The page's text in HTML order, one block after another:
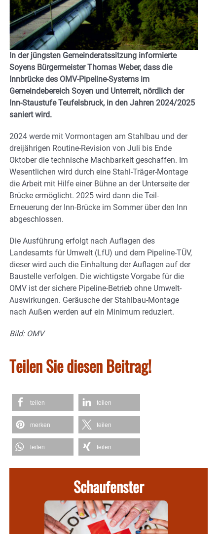
In der jüngsten Gemeinderatssitzung informierte
Soyens Bürgermeister Thomas Weber, dass die
Innbrücke des OMV-Pipeline-Systems im
Gemeindebereich Soyen und Unterreit, nördlich der
Inn-Staustufe Teufelsbruck, in den Jahren 2024/2025
saniert wird.
2024 werde mit Vormontagen am Stahlbau und der
dreijährigen Routine-Revision von Juli bis Ende
Oktober die technische Machbarkeit geschaffen. Im
Wesentlichen wird durch eine Stahl-Träger-Montage
die Arbeit mit Hilfe einer Bühne an der Unterseite der
Brücke ermöglicht. 2025 wird dann die Teil-
Erneuerung der Inn-Brücke im Sommer über den Inn
abgeschlossen.
Die Ausführung erfolgt nach Auflagen des
Landesamts für Umwelt (LfU) und dem Pipeline-TÜV,
dieser wird auch die Einhaltung der Auflagen auf der
Baustelle verfolgen. Die wichtigste Vorgabe für die
OMV ist der sichere Pipeline-Betrieb ohne Umwelt-
Auswirkungen. Geräusche der Stahlbau-Montage
nach Außen werden auf ein Minimum reduziert.
Bild: OMV
Teilen Sie diesen Beitrag!
teilen teilen
merken teilen
teilen teilen
Schaufenster